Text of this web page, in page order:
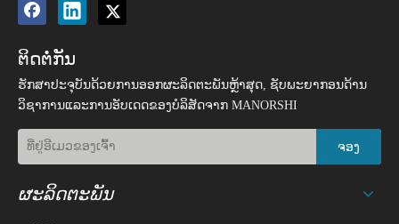
ຕິດຕໍ່ກັນ
ຮັກສາປະຈຸບັນດ້ວຍການອອກຜະລິດຕະພັນຫຼ້າສຸດ, ຊັບພະຍາກອນດ້ານ
ວິຊາການແລະການອັບເດດຂອງບໍລິສັດຈາກ MANORSHI
ຈອງ
ຜະລິດຕະພັນ